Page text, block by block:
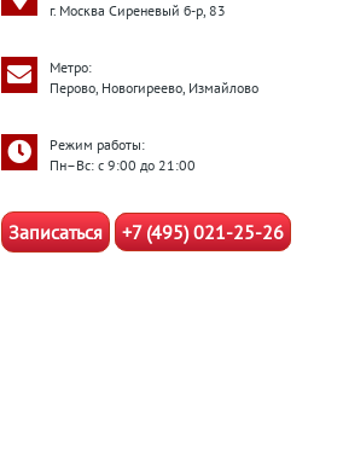
г. Москва Сиреневый б-р, 83
Метро:
Перово, Новогиреево, Измайлово
Режим работы:
Пн–Вс: с 9:00 до 21:00
Записаться +7 (495) 021-25-26